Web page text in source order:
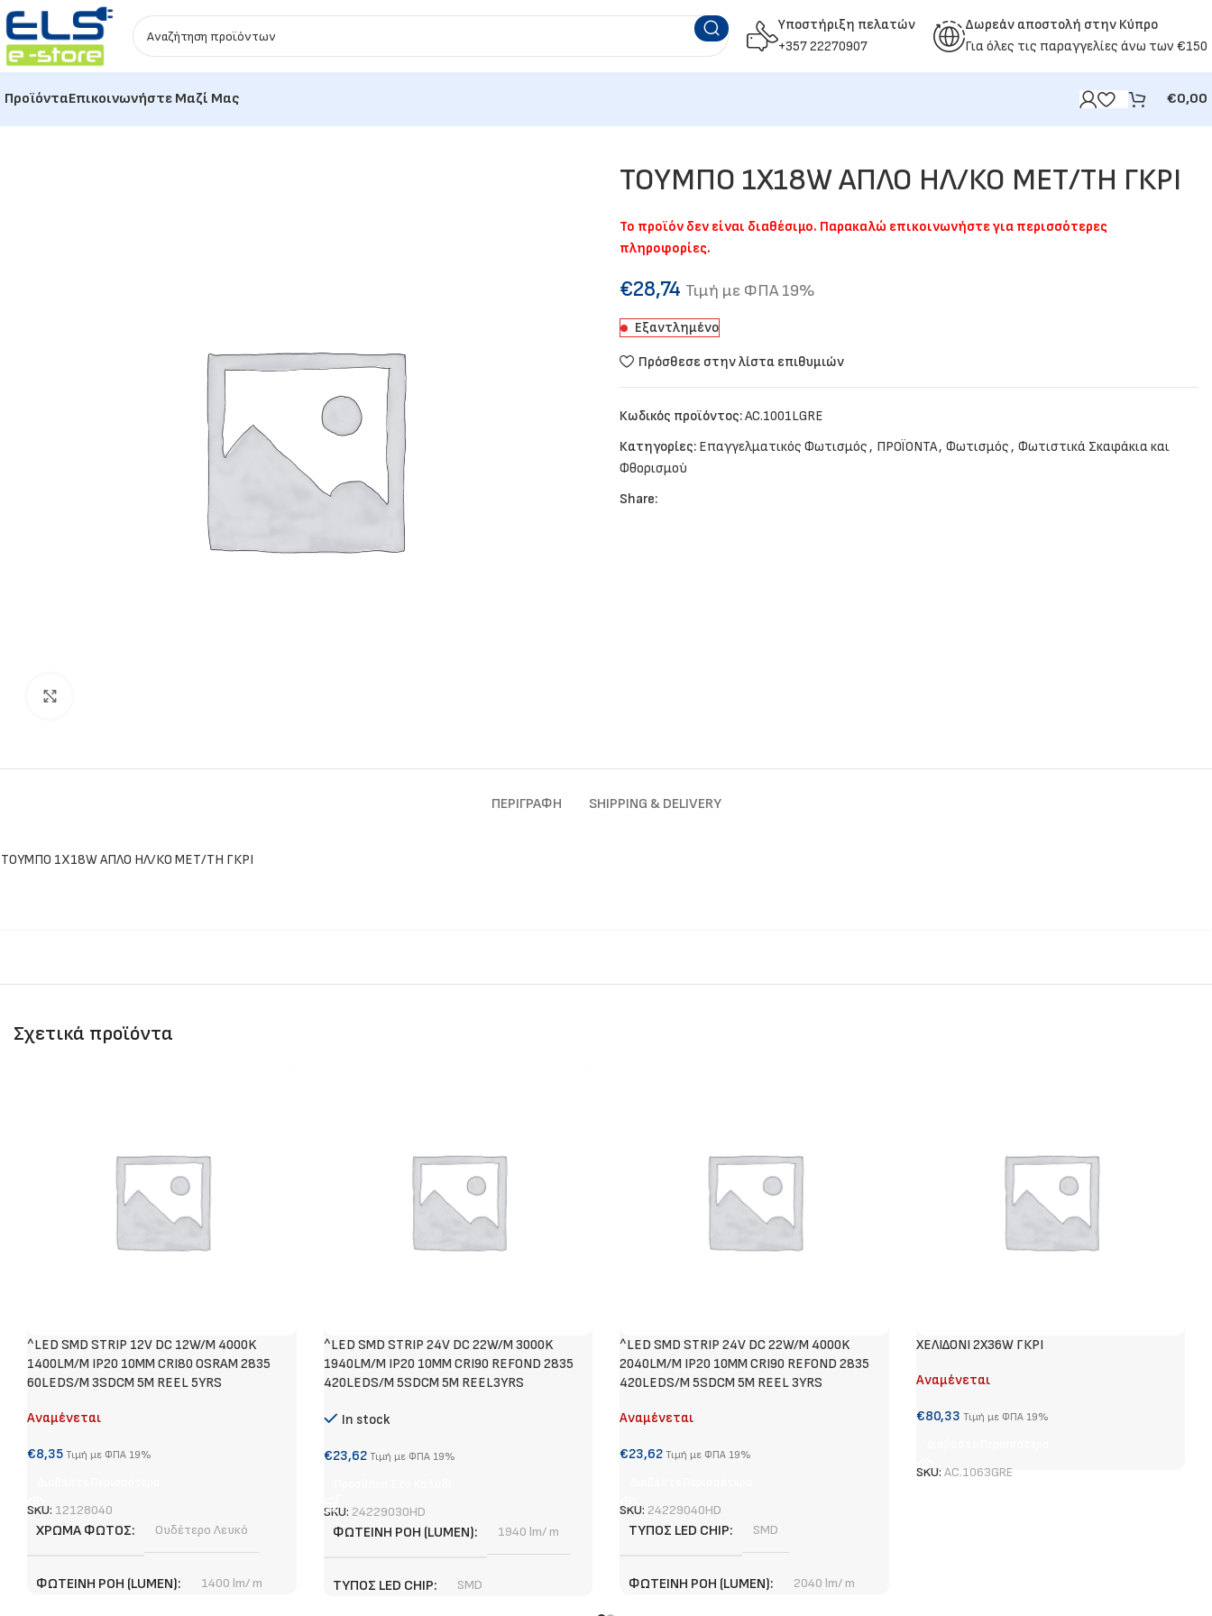
Υποστήριξη πελατών
+357 22270907
Δωρεάν αποστολή στην Κύπρο
Για όλες τις παραγγελίες άνω των €150
ΠροϊόνταΕπικοινωνήστε Μαζί Μας €0,00
ΤΟΥΜΠΟ 1Χ18W ΑΠΛΟ ΗΛ/ΚΟ ΜΕΤ/ΤΗ ΓΚΡΙ
Το προϊόν δεν είναι διαθέσιμο. Παρακαλώ επικοινωνήστε για περισσότερες
πληροφορίες.
€28,74 Τιμή με ΦΠΑ 19%
Εξαντλημένο
Πρόσθεσε στην λίστα επιθυμιών
Κωδικός προϊόντος:AC.1001LGRE
Κατηγορίες: Επαγγελματικός Φωτισμός, ΠΡΟΪΟΝΤΑ, Φωτισμός, Φωτιστικά Σκαφάκια και
Φθορισμού
Share:
ΠΕΡΙΓΡΑΦΉ SHIPPING & DELIVERY
ΤΟΥΜΠΟ 1Χ18W ΑΠΛΟ ΗΛ/ΚΟ ΜΕΤ/ΤΗ ΓΚΡΙ
Σχετικά προϊόντα
^LED SMD STRIP 12V DC 12W/M 4000K
1400LM/M IP20 10MM CRI80 OSRAM 2835
60LEDS/M 3SDCM 5M REEL 5YRS
Αναμένεται
€8,35 Τιμή με ΦΠΑ 19%
SKU: 12128040
ΧΡΏΜΑ ΦΩΤΌΣ Ουδέτερο Λευκό
ΦΩΤΕΙΝΉ ΡΟΉ (LUMEN) 1400 lm/ m
^LED SMD STRIP 24V DC 22W/M 3000K
1940LM/M IP20 10MM CRI90 REFOND 2835
420LEDS/M 5SDCM 5M REEL3YRS
In stock
€23,62 Τιμή με ΦΠΑ 19%
SKU: 24229030HD
ΦΩΤΕΙΝΉ ΡΟΉ (LUMEN) 1940 lm/ m
ΤΎΠΟΣ LED CHIP SMD
^LED SMD STRIP 24V DC 22W/M 4000K
2040LM/M IP20 10MM CRI90 REFOND 2835
420LEDS/M 5SDCM 5M REEL 3YRS
Αναμένεται
€23,62 Τιμή με ΦΠΑ 19%
SKU: 24229040HD
ΤΎΠΟΣ LED CHIP SMD
ΦΩΤΕΙΝΉ ΡΟΉ (LUMEN) 2040 lm/ m
ΧΕΛΙΔΟΝΙ 2Χ36W ΓΚΡΙ
Αναμένεται
€80,33 Τιμή με ΦΠΑ 19%
SKU: AC.1063GRE